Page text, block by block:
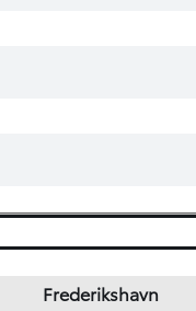
Frederikshavn